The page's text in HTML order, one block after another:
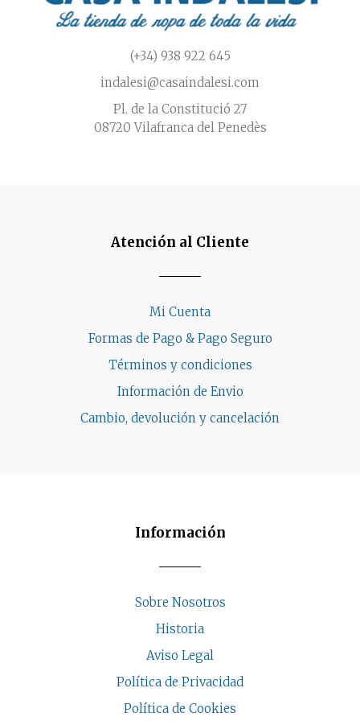
(+34) 938 922 645
indalesi@casaindalesi.com
Pl. de la Constitució 27
08720 Vilafranca del Penedès
Atención al Cliente
Mi Cuenta
Formas de Pago & Pago Seguro
Términos y condiciones
Información de Envio
Cambio, devolución y cancelación
Información
Sobre Nosotros
Historia
Aviso Legal
Política de Privacidad
Política de Cookies